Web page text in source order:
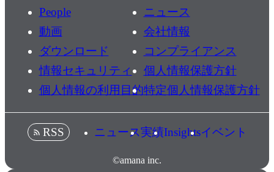
People
ニュース
動画
会社情報
ダウンロード
コンプライアンス
情報セキュリティ
個人情報保護方針
個人情報の利用目的特定個人情報保護方針
©amana inc.
RSS ニュース実績Insightsイベント